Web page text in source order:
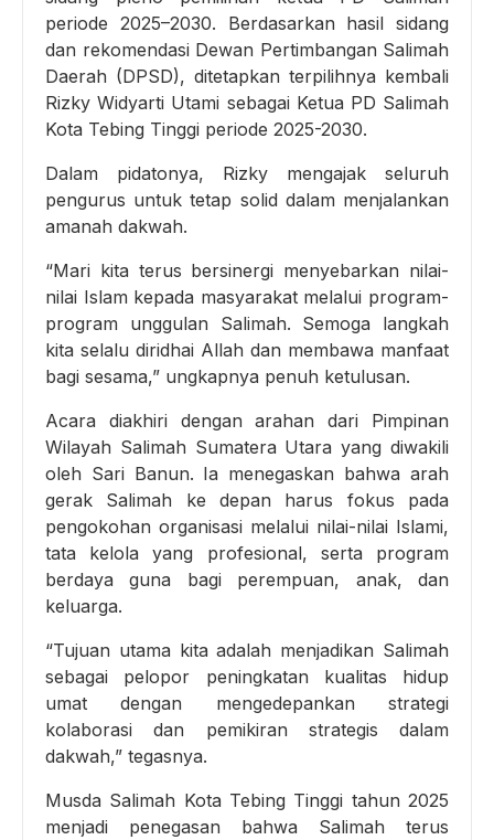
periode 2025–2030. Berdasarkan hasil sidang
dan rekomendasi Dewan Pertimbangan Salimah
Daerah (DPSD), ditetapkan terpilihnya kembali
Rizky Widyarti Utami sebagai Ketua PD Salimah
Kota Tebing Tinggi periode 2025-2030.
Dalam pidatonya, Rizky mengajak seluruh
pengurus untuk tetap solid dalam menjalankan
amanah dakwah.
“Mari kita terus bersinergi menyebarkan nilai-
nilai Islam kepada masyarakat melalui program-
program unggulan Salimah. Semoga langkah
kita selalu diridhai Allah dan membawa manfaat
bagi sesama,” ungkapnya penuh ketulusan.
Acara diakhiri dengan arahan dari Pimpinan
Wilayah Salimah Sumatera Utara yang diwakili
oleh Sari Banun. Ia menegaskan bahwa arah
gerak Salimah ke depan harus fokus pada
pengokohan organisasi melalui nilai-nilai Islami,
tata kelola yang profesional, serta program
berdaya guna bagi perempuan, anak, dan
keluarga.
“Tujuan utama kita adalah menjadikan Salimah
sebagai pelopor peningkatan kualitas hidup
umat dengan mengedepankan strategi
kolaborasi dan pemikiran strategis dalam
dakwah,” tegasnya.
Musda Salimah Kota Tebing Tinggi tahun 2025
menjadi penegasan bahwa Salimah terus